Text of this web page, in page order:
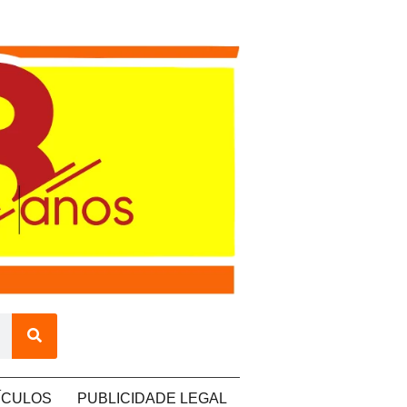
PUBLICIDADE LEGAL